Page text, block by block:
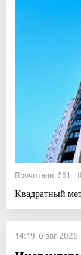
Прочитали: 561
Квадратный
14:19, 6 авг 2026